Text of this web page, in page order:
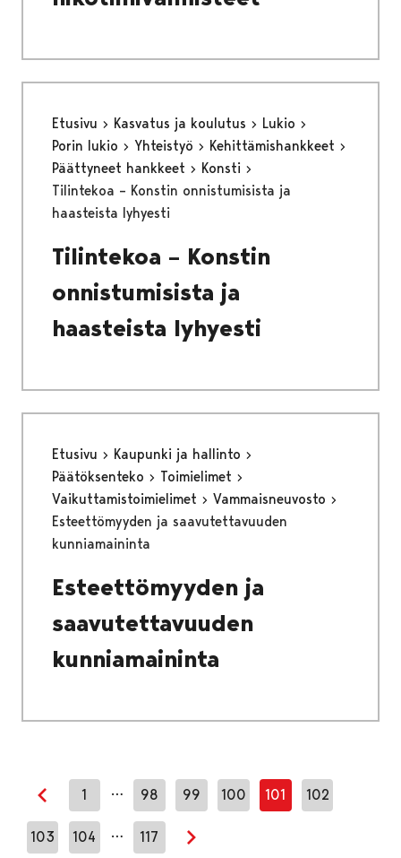
Etusivu Kasvatus ja koulutus
Lukio
Porin lukio
Yhteistyö
Kehittämishankkeet
Päättyneet hankkeet
Konsti
Tilintekoa – Konstin onnistumisista ja
haasteista lyhyesti
Tilintekoa – Konstin
onnistumisista ja
haasteista lyhyesti
Etusivu
Kaupunki ja hallinto
Päätöksenteko
Toimielimet
Vaikuttamistoimielimet
Vammaisneuvosto
Esteettömyyden ja saavutettavuuden
kunniamaininta
Esteettömyyden ja
saavutettavuuden
kunniamaininta
Edellinen sivu
1 … 98 99 100 101 102
103 104 … 117
Seuraava sivu